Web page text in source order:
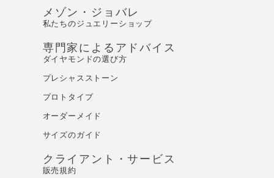
メゾン・ジョバレ
私たちのジュエリーショップ
専門家によるアドバイス
ダイヤモンドの選び方
プレシャスストーン
プロトタイプ
オーダーメイド
サイズのガイド
クライアント・サービス
販売規約